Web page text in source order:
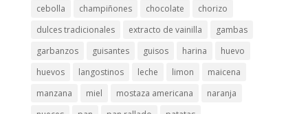
cebolla
champiñones chocolate
chorizo
dulces tradicionales
extracto de vainilla
gambas
garbanzos
guisantes guisos harina
huevo
huevos
langostinos leche limon
maicena
manzana
miel mostaza americana
naranja